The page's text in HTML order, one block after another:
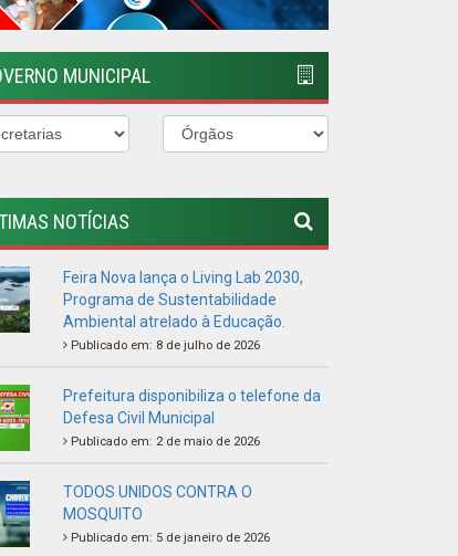
Ambiental atrelado à Educação.
Publicado em: 8 de julho de 2026
Prefeitura disponibiliza o telefone da
Defesa Civil Municipal
Publicado em: 2 de maio de 2026
MOSQUITO
Publicado em: 5 de janeiro de 2026
VISITE A FEIRA AGROECOLÓGICA
Publicado em: 4 de janeiro de 2026
FEIRANOVENSE.
Publicado em: 20 de dezembro de 2025